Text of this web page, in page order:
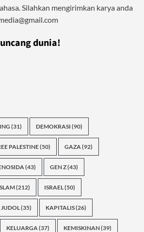
Silahkan mengirimkan karya anda
dunia!
(31) DEMOKRASI (90)
PALESTINE(50) GAZA(92)
(43) GEN Z(43)
(212) ISRAEL(50)
JUDOL(35) KAPITALIS(26)
KELUARGA(37) KEMISKINAN(39)